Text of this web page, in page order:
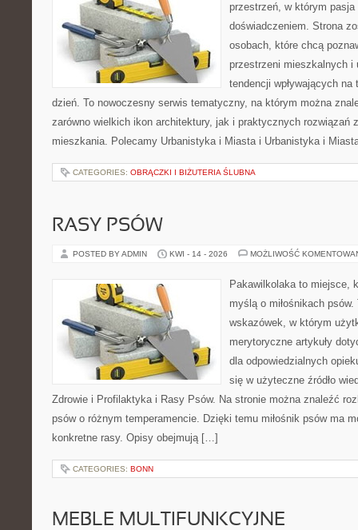
przestrzeń, w którym
doświadczeniem. Strona
osobach, które chcą
przestrzeni mieszkalnych i
tendencji wpływających
dzień. To nowoczesny serwis tematyczny, na którym można
zarówno wielkich ikon architektury, jak i praktycznych rozwiązań
mieszkania. Polecamy Urbanistyka i Miasta i Urbanistyka i
CATEGORIES: OBRĄCZKI I BIŻUTERIA ŚLUBNA
RASY PSÓW
POSTED BY ADMIN KWI - 14 - 2026 MOŻLIWOŚĆ
Pakawilkolaka to miejsce,
myślą o miłośnikach
wskazówek, w którym
merytoryczne artykuły
dla odpowiedzialnych
się w użyteczne źródło
Zdrowie i Profilaktyka i Rasy Psów. Na stronie można znaleźć
psów o różnym temperamencie. Dzięki temu miłośnik psów ma
konkretne rasy. Opisy obejmują […]
CATEGORIES: BONN
MEBLE MULTIFUNKCYJNE